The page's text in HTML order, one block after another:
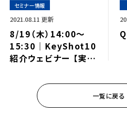
セミナー情報
2021.08.11 更新
8/19（木）14:00～
15:30｜KeyShot10
紹介ウェビナー 【実践
一覧に戻る